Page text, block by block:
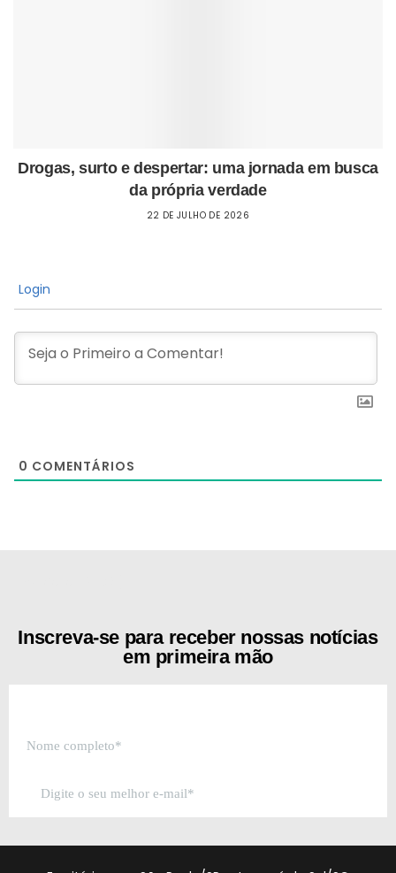
Drogas, surto e despertar: uma jornada em busca
da própria verdade
22 DE JULHO DE 2026
Login
0 COMENTÁRIOS
Inscreva-se para receber nossas notícias
em primeira mão